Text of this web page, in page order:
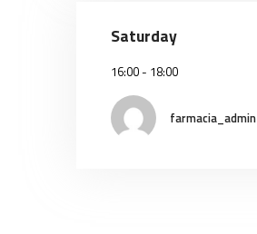
Saturday
16:00- 18:00
farmacia_admin